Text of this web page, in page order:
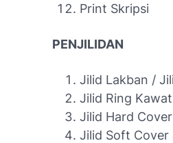
Print Skripsi
PENJILIDAN
Jilid Lakban /
Jilid Ring
Jilid Hard
Jilid Soft Cover